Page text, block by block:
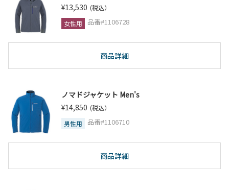
¥13,530 (税込）
女性用
品番#1106728
商品詳細
ノマドジャケット Men's
¥14,850 (税込）
男性用
品番#1106710
商品詳細